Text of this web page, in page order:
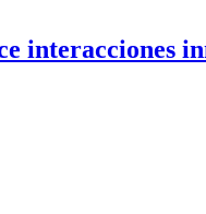
interacciones